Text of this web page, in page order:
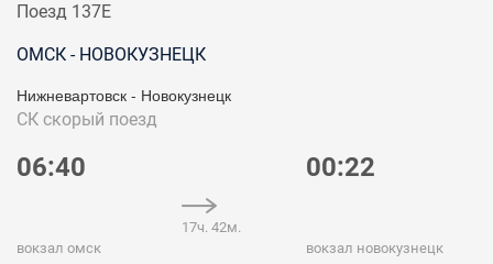
Поезд 137Е
ОМСК - НОВОКУЗНЕЦК
Нижневартовск - Новокузнецк
СК скорый поезд
06:40
вокзал омск
17ч. 42м.
00:22
вокзал новокузнецк